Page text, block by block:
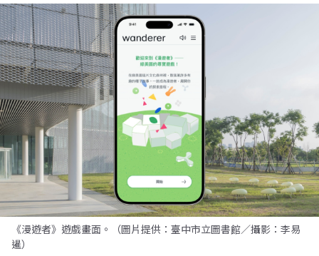
《漫遊者》遊戲畫面。（圖片提供：臺中市立圖書館／攝影：李易
暹）